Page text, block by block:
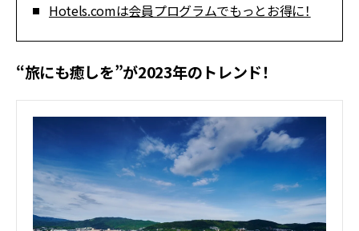
Hotels.comは会員プログラムでもっとお得に！
“旅にも癒しを”が2023年のトレンド！